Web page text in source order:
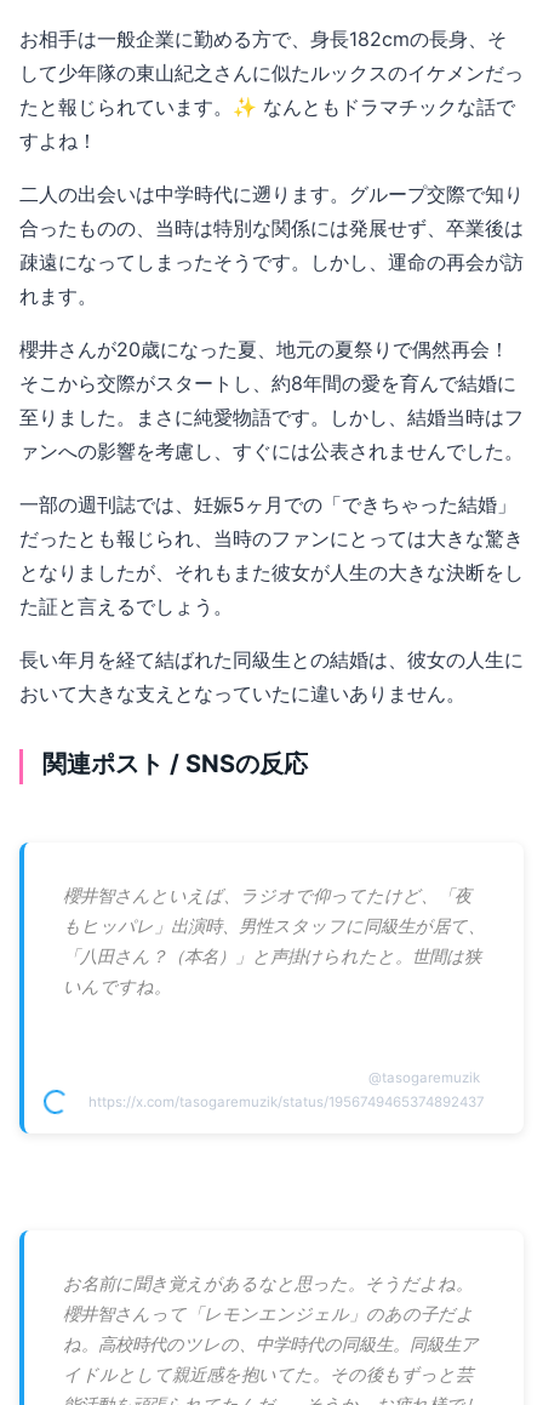
お相手は一般企業に勤める方で、身長182cmの長身、そ
して少年隊の東山紀之さんに似たルックスのイケメンだっ
たと報じられています。✨ なんともドラマチックな話で
すよね！
二人の出会いは中学時代に遡ります。グループ交際で知り
合ったものの、当時は特別な関係には発展せず、卒業後は
疎遠になってしまったそうです。しかし、運命の再会が訪
れます。
櫻井さんが20歳になった夏、地元の夏祭りで偶然再会！
そこから交際がスタートし、約8年間の愛を育んで結婚に
至りました。まさに純愛物語です。しかし、結婚当時はフ
ァンへの影響を考慮し、すぐには公表されませんでした。
一部の週刊誌では、妊娠5ヶ月での「できちゃった結婚」
だったとも報じられ、当時のファンにとっては大きな驚き
となりましたが、それもまた彼女が人生の大きな決断をし
た証と言えるでしょう。
長い年月を経て結ばれた同級生との結婚は、彼女の人生に
おいて大きな支えとなっていたに違いありません。
関連ポスト / SNSの反応
櫻井智さんといえば、ラジオで仰ってたけど、「夜
もヒッパレ」出演時、男性スタッフに同級生が居て、
「八田さん？（本名）」と声掛けられたと。世間は狭
いんですね。
@tasogaremuzik
https://x.com/tasogaremuzik/status/1956749465374892437
お名前に聞き覚えがあるなと思った。そうだよね。
櫻井智さんって「レモンエンジェル」のあの子だよ
ね。高校時代のツレの、中学時代の同級生。同級生ア
イドルとして親近感を抱いてた。その後もずっと芸